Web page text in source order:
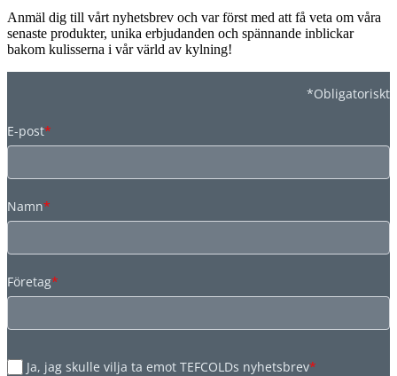
Anmäl dig till vårt nyhetsbrev och var först med att få veta om våra
senaste produkter, unika erbjudanden och spännande inblickar
bakom kulisserna i vår värld av kylning!
*Obligatoriskt
E-post*
Namn*
Företag*
Ja, jag skulle vilja ta emot TEFCOLDs nyhetsbrev*